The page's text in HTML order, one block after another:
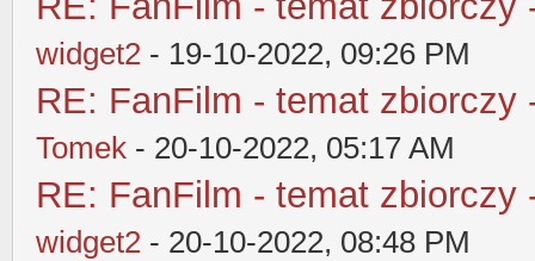
widget2 - 19-10-2022, 09:26 PM
RE: FanFilm - temat zbiorczy
Tomek - 20-10-2022, 05:17 AM
RE: FanFilm - temat zbiorczy
widget2 - 20-10-2022, 08:48 PM